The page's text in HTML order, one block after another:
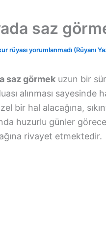
saz
rüyası yorumlanmadı (Rüyanı
saz görmek uzun bir
alınması sayesinde
bir hal alacağına,
huzurlu günler
rivayet etmektedir.